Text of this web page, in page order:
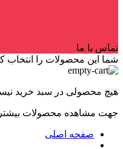
تماس با ما
شما این محصولات را انتخاب
هیچ محصولی در سبد خرید
جهت مشاهده محصولات بیشتر
صفحه اصلی